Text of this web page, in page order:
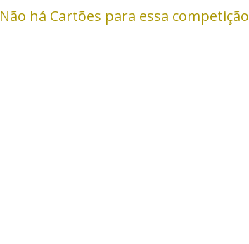
Não há Cartões para essa competição